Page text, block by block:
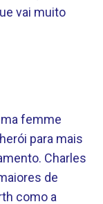
vai muito
femme
para mais
Charles
de
como a